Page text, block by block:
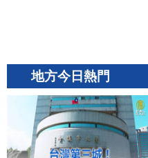
地方今日熱門